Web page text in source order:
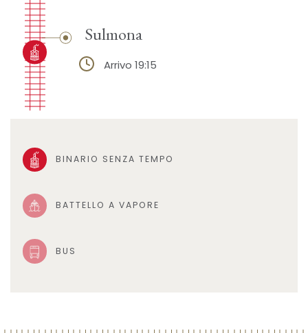
Sulmona
Arrivo 19:15
BINARIO SENZA TEMPO
BATTELLO A VAPORE
BUS